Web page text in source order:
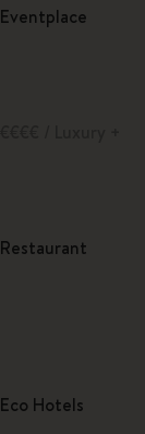
Eventplace
Restaurant
Eco Hotels